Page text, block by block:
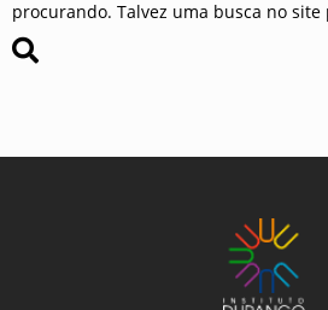
procurando. Talvez uma busca no site